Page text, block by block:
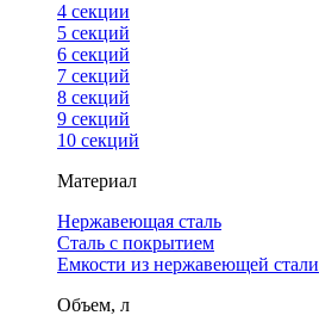
4 cекции
5 секций
6 секций
7 секций
8 секций
9 секций
10 секций
Материал
Нержавеющая сталь
Сталь с покрытием
Емкости из нержавеющей стали
Объем, л